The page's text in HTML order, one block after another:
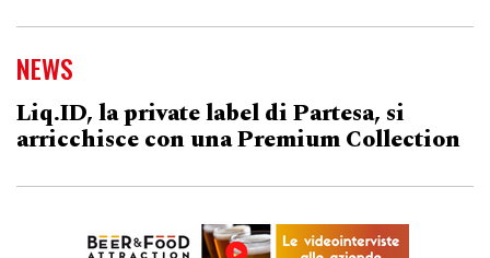
NEWS
Liq.ID, la private label di Partesa, si
arricchisce con una Premium Collection